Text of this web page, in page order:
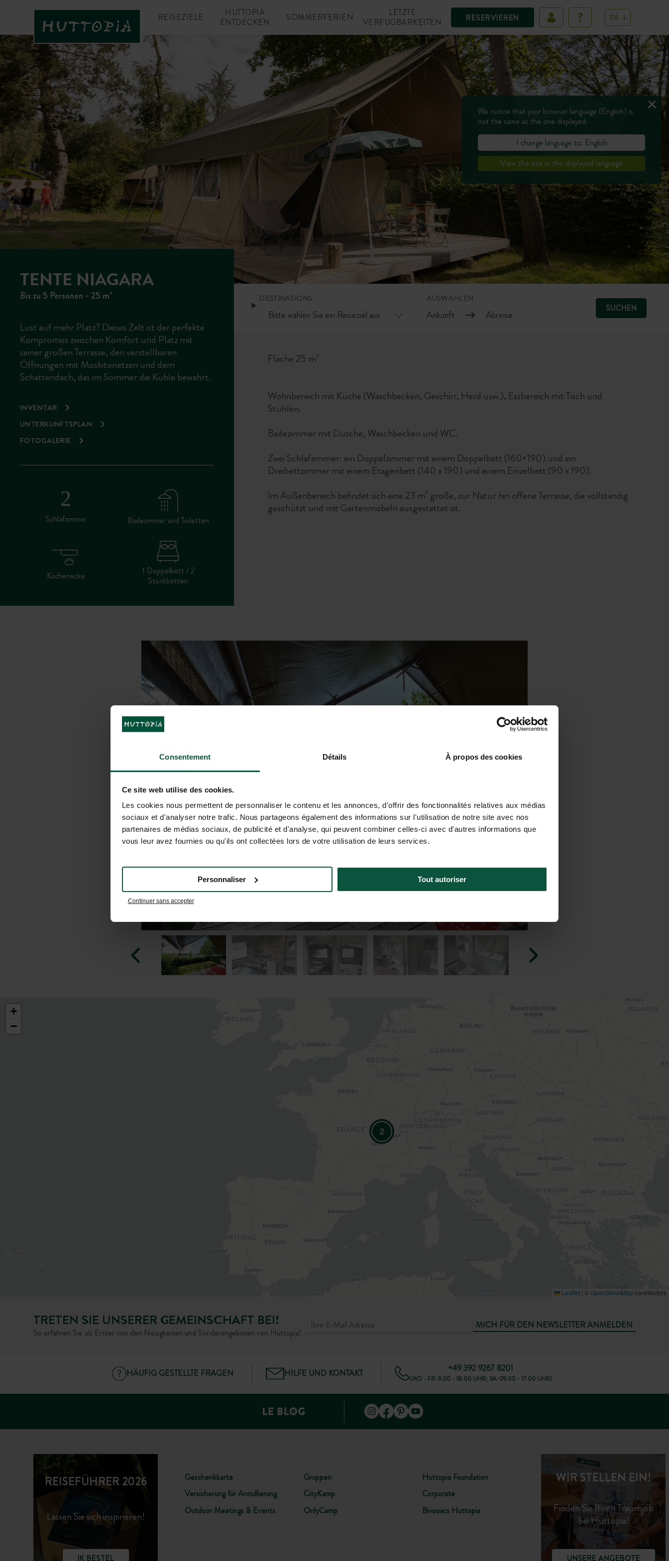
Consentement Détails À propos des cookies
Ce site web utilise des cookies.
Les cookies nous permettent de personnaliser le contenu et les annonces, d'offrir des fonctionnalités relatives aux médias
sociaux et d'analyser notre trafic. Nous partageons également des informations sur l'utilisation de notre site avec nos
partenaires de médias sociaux, de publicité et d'analyse, qui peuvent combiner celles-ci avec d'autres informations que
vous leur avez fournies ou qu'ils ont collectées lors de votre utilisation de leurs services.
Continuer sans accepter
Personnaliser Tout autoriser
RESERVIEREN
REISEZIELE
HUTTOPIA
ENTDECKEN
SOMMERFERIEN
LETZTE
VERFÜGBARKEITEN
DE
TENTE NIAGARA
Bis zu 5 Personen - 25 m²
Lust auf mehr Platz? Dieses Zelt ist der perfekte
Kompromiss zwischen Komfort und Platz mit
seiner großen Terrasse, den verstellbaren
Öffnungen mit Moskitonetzen und dem
Schattendach, das im Sommer die Kühle bewahrt.
INVENTAR
UNTERKUNFTSPLAN
FOTOGALERIE
Schlafzimmer Badezimmer und Toiletten
Küchenecke
1 Doppelbett / 2
Stockbetten
DESTINATIONS AUSWÄHLEN
SUCHEN
Fläche 25 m²
Wohnbereich mit Küche (Waschbecken, Geschirr, Herd usw.), Essbereich mit Tisch und
Stühlen.
Badezimmer mit Dusche, Waschbecken und WC.
Zwei Schlafzimmer: ein Doppelzimmer mit einem Doppelbett (160×190) und ein
Dreibettzimmer mit einem Etagenbett (140 x 190) und einem Einzelbett (90 x 190).
Im Außenbereich befindet sich eine 23 m² große, zur Natur hin offene Terrasse, die vollständig
geschützt und mit Gartenmöbeln ausgestattet ist.
2
+
−
Leaflet | ©OpenStreetMap contributors
We notice that your browser language (English) is
not the same as the one displayed.
I change language to: English
View the site in the displayed language
TRETEN SIE UNSERER GEMEINSCHAFT BEI!
So erfahren Sie als Erster von den Neuigkeiten und Sonderangeboten von Huttopia!
MICH FÜR DEN NEWSLETTER ANMELDEN
HÄUFIG GESTELLTE FRAGEN HILFE UND KONTAKT +49 392 9267 8201
(MO - FR: 9.00 - 18.00 UHR; SA: 09.00 - 17.00 UHR)
REISEFÜHRER 2026
Lassen Sie sich inspirieren!
IK BESTEL
Geschenkkarte
Versicherung für Annullierung
Outdoor Meetings & Events
Gruppen
CityKamp
OnlyCamp
Huttopia Foundation
Corporate
Bivouacs Huttopia
WIR STELLEN EIN!
Finden Sie Ihren Traumjob
bei Huttopia!
UNSERE ANGEBOTE